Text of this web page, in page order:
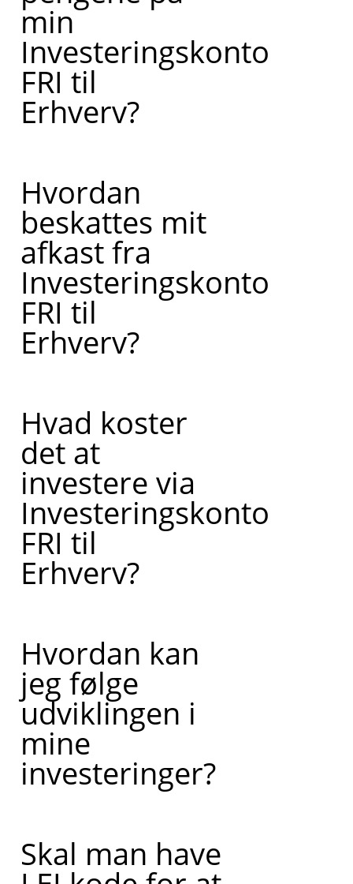
min
Investeringskonto
FRI til
Erhverv?
Hvordan
beskattes mit
afkast fra
Investeringskonto
FRI til
Erhverv?
Hvad koster
det at
investere via
Investeringskonto
FRI til
Erhverv?
Hvordan kan
jeg følge
udviklingen i
mine
investeringer?
Skal man have